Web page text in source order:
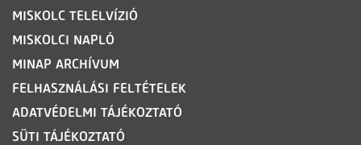
MISKOLC TELELVÍZIÓ
MISKOLCI NAPLÓ
MINAP ARCHÍVUM
FELHASZNÁLÁSI FELTÉTELEK
ADATVÉDELMI TÁJÉKOZTATÓ
SÜTI TÁJÉKOZTATÓ